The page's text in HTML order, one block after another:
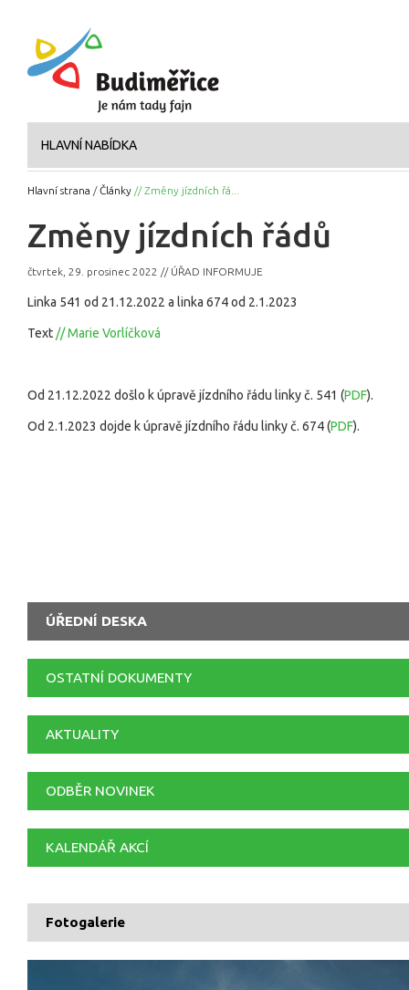
HLAVNÍ NABÍDKA
Hlavní strana /Články // Změny jízdních řá...
Změny jízdních řádů
čtvrtek, 29. prosinec 2022 // ÚŘAD INFORMUJE
Linka 541 od 21.12.2022 a linka 674 od 2.1.2023
Text// Marie Vorlíčková
Od 21.12.2022 došlo k úpravě jízdního řádu linky č. 541 (PDF).
Od 2.1.2023 dojde k úpravě jízdního řádu linky č. 674 (PDF).
ÚŘEDNÍ DESKA
OSTATNÍ DOKUMENTY
AKTUALITY
ODBĚR NOVINEK
KALENDÁŘ AKCÍ
Fotogalerie